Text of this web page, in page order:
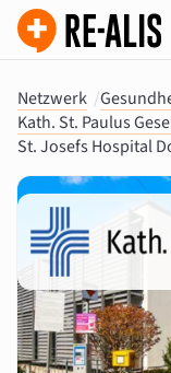
Netzwerk /
Kath. St. Paulus
St. Josefs Hospital